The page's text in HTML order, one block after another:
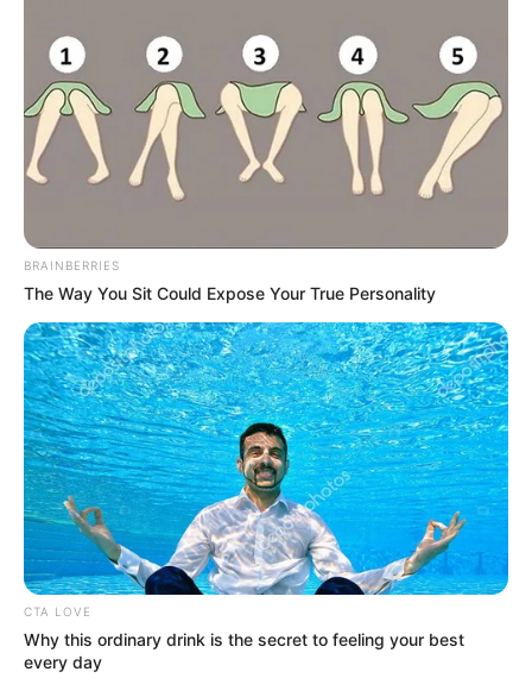
BRAINBERRIES
The Way You Sit Could Expose Your True Personality
CTA LOVE
Why this ordinary drink is the secret to feeling your best
every day